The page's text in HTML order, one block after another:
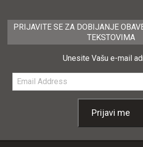
PRIJAVITE SE ZA DOBIJANJE
TEKSTOVIMA
Unesite Vašu e-mail
Email
Address
Prijavi me